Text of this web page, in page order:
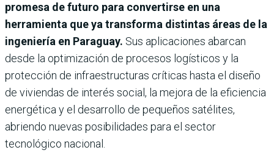
promesa de futuro para convertirse en una
herramienta que ya transforma distintas áreas de la
ingeniería en Paraguay. Sus aplicaciones abarcan
desde la optimización de procesos logísticos y la
protección de infraestructuras críticas hasta el diseño
de viviendas de interés social, la mejora de la eficiencia
energética y el desarrollo de pequeños satélites,
abriendo nuevas posibilidades para el sector
tecnológico nacional.